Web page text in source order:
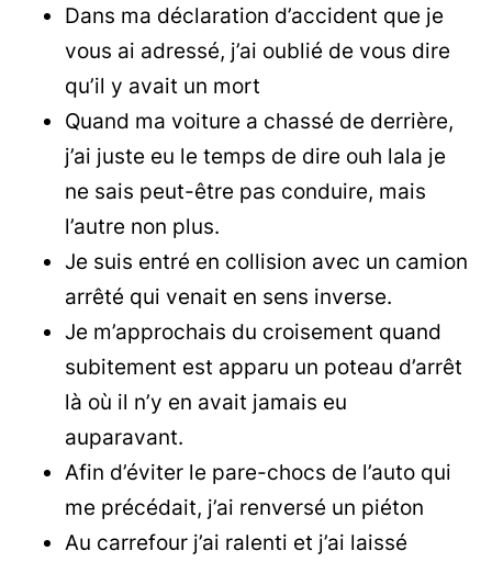
Dans ma déclaration d’accident que je
vous ai adressé, j’ai oublié de vous dire
qu’il y avait un mort
Quand ma voiture a chassé de derrière,
j’ai juste eu le temps de dire ouh lala je
ne sais peut-être pas conduire, mais
l’autre non plus.
Je suis entré en collision avec un camion
arrêté qui venait en sens inverse.
Je m’approchais du croisement quand
subitement est apparu un poteau d’arrêt
là où il n’y en avait jamais eu
auparavant.
Afin d’éviter le pare-chocs de l’auto qui
me précédait, j’ai renversé un piéton
Au carrefour j’ai ralenti et j’ai laissé